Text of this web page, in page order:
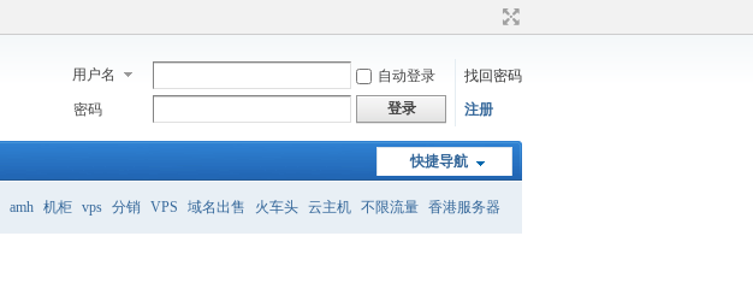
用户名 自动登录
找回密码
密码
登录 注册
快捷导航
amh 机柜 vps 分销 VPS 域名出售 火车头 云主机 不限流量 香港服务器